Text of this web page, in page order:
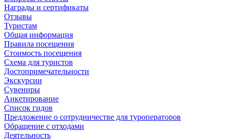
Награды и сертификаты
Отзывы
Туристам
Общая информация
Правила посещения
Стоимость посещения
Схема для туристов
Достопримечательности
Экскурсии
Сувениры
Анкетирование
Список гидов
Предложение о сотрудничестве для туроператоров
Обращение с отходами
Деятельность